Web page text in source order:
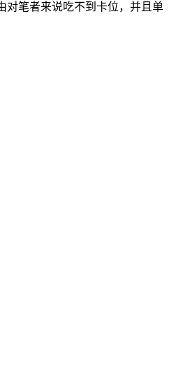
对笔者来说吃不到卡位，并且单